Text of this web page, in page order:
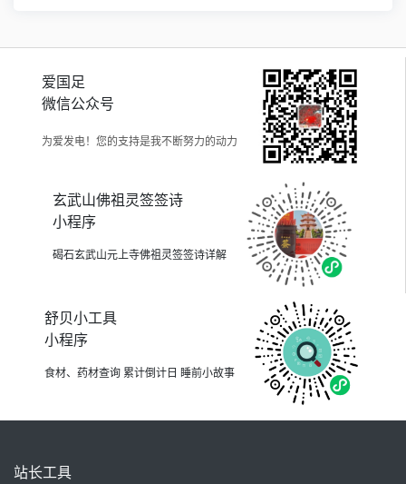
爱国足
微信公众号
为爱发电！您的支持是我不断努力的动力
玄武山佛祖灵签签诗
小程序
碣石玄武山元上寺佛祖灵签签诗详解
舒贝小工具
小程序
食材、药材查询 累计倒计日 睡前小故事
站长工具